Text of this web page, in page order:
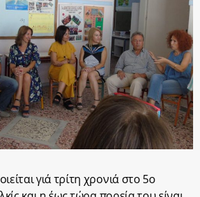
γιά τρίτη χρονιά στο 5ο